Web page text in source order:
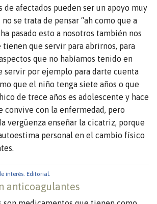
de afectados pueden ser un apoyo muy
no se trata de pensar “ah como que a
pasado esto a nosotros también nos
tienen que servir para abrirnos, para
que no habíamos tenido en
servir por ejemplo para darte cuenta
que el niño tenga siete años o que
de trece años es adolescente y hace
convive con la enfermedad, pero
vergüenza enseñar la cicatriz, porque
personal en el cambio físico
interés. Editorial.
anticoagulantes